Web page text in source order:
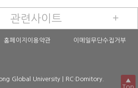
관련사이트 ＋
홈페이지이용약관 이메일무단수집거부
Global University | RC·Domitory.
▲